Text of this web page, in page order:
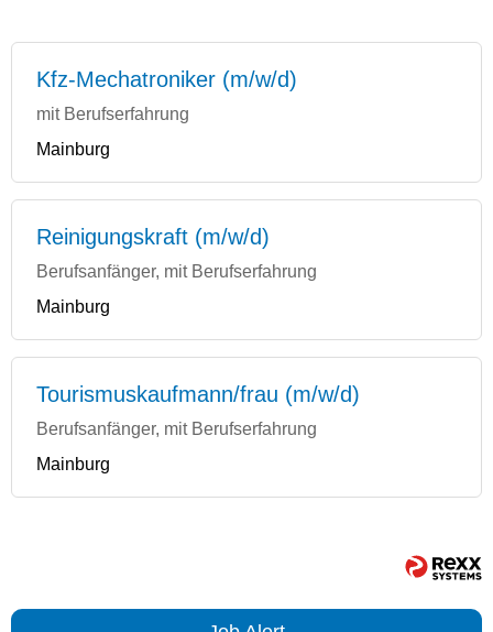
Kfz-Mechatroniker (m/w/d)
mit Berufserfahrung
Mainburg
Reinigungskraft (m/w/d)
Berufsanfänger, mit Berufserfahrung
Mainburg
Tourismuskaufmann/frau (m/w/d)
Berufsanfänger, mit Berufserfahrung
Mainburg